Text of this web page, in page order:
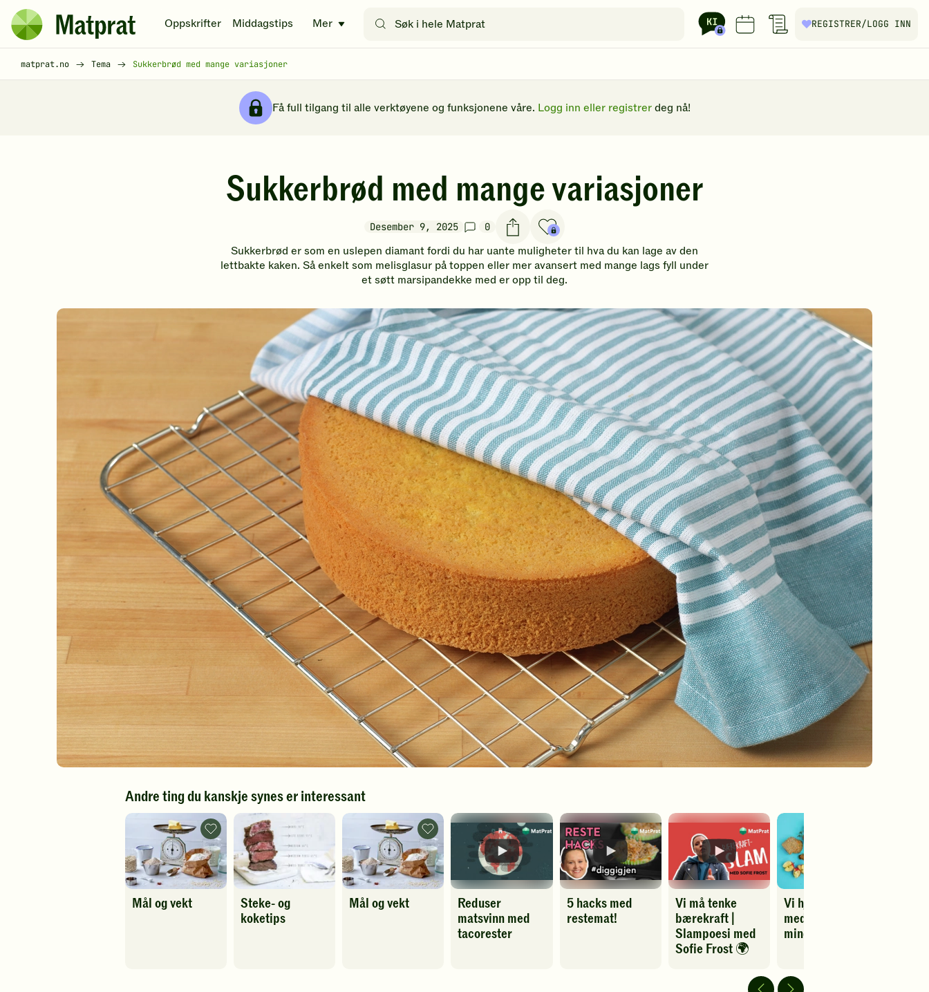
Hopp til hovedinnhold
Matprat
hjemmeside
Oppskrifter Middagstips Mer
etter
REGISTRER/LOGG INN
matprat.no Tema Sukkerbrød med mange variasjoner
Få full tilgang til alle verktøyene og funksjonene våre. Logg inn eller registrer deg nå!
Sukkerbrød med mange variasjoner
Desember 9, 2025 0
Sukkerbrød er som en uslepen diamant fordi du har uante muligheter til hva du kan lage av den
lettbakte kaken. Så enkelt som melisglasur på toppen eller mer avansert med mange lags fyll under
et søtt marsipandekke med er opp til deg.
Andre ting du kanskje synes er interessant
Mål og vekt
Mål
og
vekt
-
legg
til
Steke- og
koketips
Mål og vekt
Mål
og
vekt
-
legg
til
Reduser
matsvinn med
tacorester
5 hacks med
restemat!
Vi må tenke
bærekraft |
Slampoesi med
Sofie Frost 🌍
Vi hjelper deg
med å kaste
mindre mat